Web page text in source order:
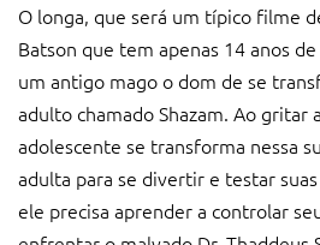
O longa, que será um típico filme
Batson que tem apenas 14 anos
um antigo mago o dom de se
adulto chamado Shazam. Ao gritar
adolescente se transforma nessa
adulta para se divertir e testar
ele precisa aprender a controlar